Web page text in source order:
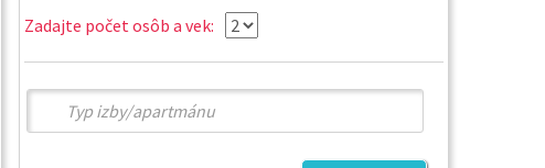
Zadajte počet osôb a vek: